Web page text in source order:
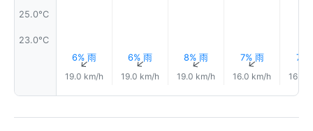
25.0°C
23.0°C
6% 雨
↑
19.0 km/h
6% 雨
↑
19.0 km/h
8% 雨
↑
19.0 km/h
7% 雨
↑
16.0 km/h
7%
16.0